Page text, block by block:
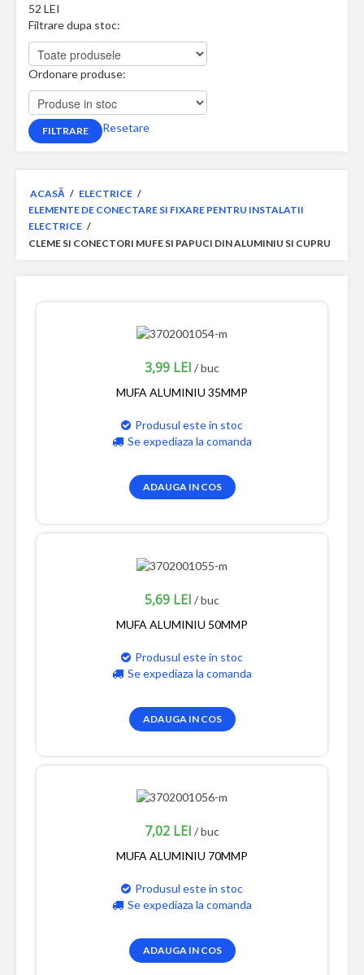
52 LEI
Filtrare dupa stoc:
Ordonare produse:
Resetare
ACASĂ / ELECTRICE /
ELEMENTE DE CONECTARE SI FIXARE PENTRU INSTALATII
ELECTRICE /
CLEME SI CONECTORI MUFE SI PAPUCI DIN ALUMINIU SI CUPRU
3,99 LEI / buc
MUFA ALUMINIU 35MMP
Produsul este in stoc
Se expediaza la comanda
ADAUGA IN COS
5,69 LEI / buc
MUFA ALUMINIU 50MMP
Produsul este in stoc
Se expediaza la comanda
ADAUGA IN COS
7,02 LEI / buc
MUFA ALUMINIU 70MMP
Produsul este in stoc
Se expediaza la comanda
ADAUGA IN COS